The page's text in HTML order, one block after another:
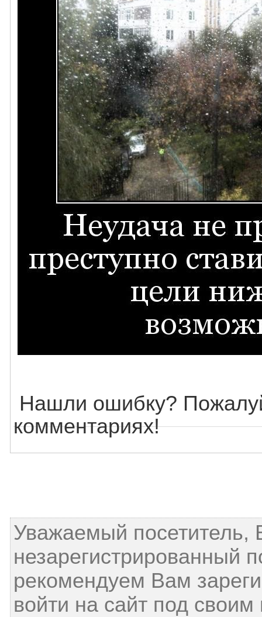
Нашли ошибку?
комментариях!
Уважаемый посетитель,
незарегистрированный
рекомендуем Вам
войти на сайт под